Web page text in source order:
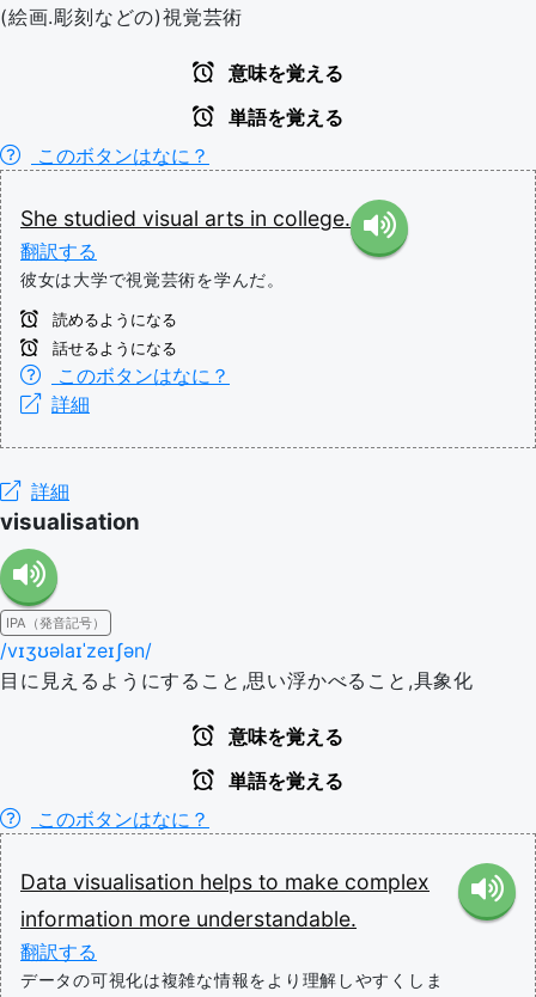
(絵画.彫刻などの)視覚芸術
意味を覚える
単語を覚える
このボタンはなに？
She studied visual arts in college.
翻訳する
彼女は大学で視覚芸術を学んだ。
読めるようになる
話せるようになる
このボタンはなに？
詳細
詳細
visualisation
IPA（発音記号）
/vɪʒʊəlaɪˈzeɪʃən/
目に見えるようにすること,思い浮かべること,具象化
意味を覚える
単語を覚える
このボタンはなに？
Data visualisation helps to make complex
information more understandable.
翻訳する
データの可視化は複雑な情報をより理解しやすくしま